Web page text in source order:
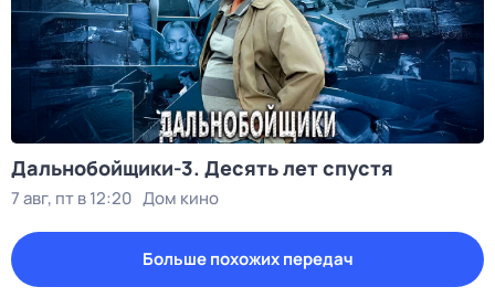
Дальнобойщики-3. Десять лет спустя
7 авг, пт в 12:20 Дом кино
Больше похожих передач